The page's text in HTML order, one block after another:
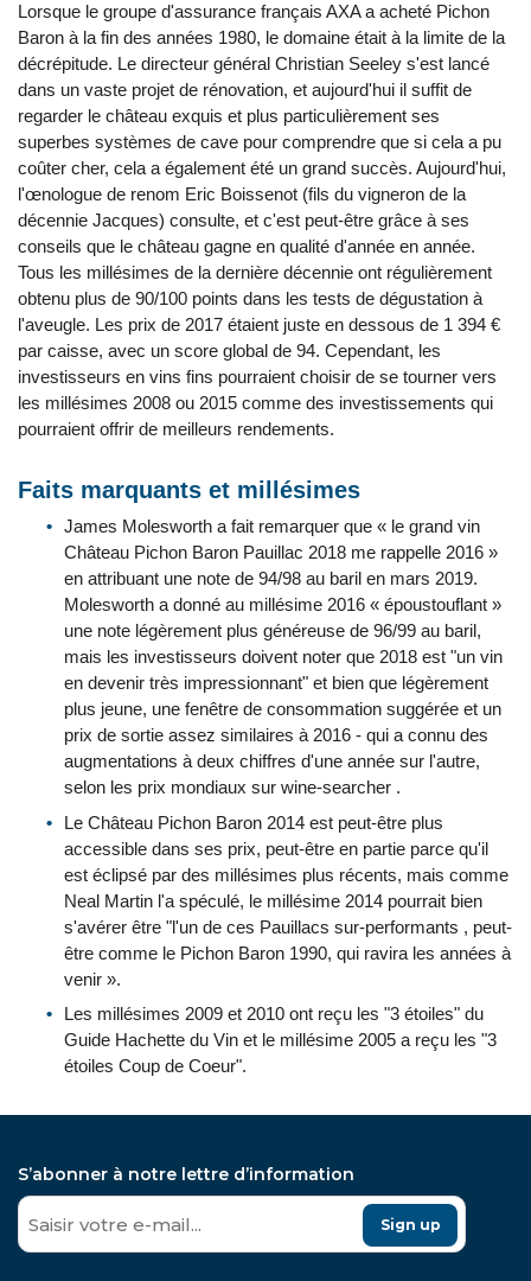
Lorsque le groupe d'assurance français AXA a acheté Pichon
Baron à la fin des années 1980, le domaine était à la limite de la
décrépitude. Le directeur général Christian Seeley s'est lancé
dans un vaste projet de rénovation, et aujourd'hui il suffit de
regarder le château exquis et plus particulièrement ses
superbes systèmes de cave pour comprendre que si cela a pu
coûter cher, cela a également été un grand succès. Aujourd'hui,
l'œnologue de renom Eric Boissenot (fils du vigneron de la
décennie Jacques) consulte, et c'est peut-être grâce à ses
conseils que le château gagne en qualité d'année en année.
Tous les millésimes de la dernière décennie ont régulièrement
obtenu plus de 90/100 points dans les tests de dégustation à
l'aveugle. Les prix de 2017 étaient juste en dessous de 1 394 €
par caisse, avec un score global de 94. Cependant, les
investisseurs en vins fins pourraient choisir de se tourner vers
les millésimes 2008 ou 2015 comme des investissements qui
pourraient offrir de meilleurs rendements.
Faits marquants et millésimes
James Molesworth a fait remarquer que « le grand vin
Château Pichon Baron Pauillac 2018 me rappelle 2016 »
en attribuant une note de 94/98 au baril en mars 2019.
Molesworth a donné au millésime 2016 « époustouflant »
une note légèrement plus généreuse de 96/99 au baril,
mais les investisseurs doivent noter que 2018 est "un vin
en devenir très impressionnant" et bien que légèrement
plus jeune, une fenêtre de consommation suggérée et un
prix de sortie assez similaires à 2016 - qui a connu des
augmentations à deux chiffres d'une année sur l'autre,
selon les prix mondiaux sur wine-searcher .
Le Château Pichon Baron 2014 est peut-être plus
accessible dans ses prix, peut-être en partie parce qu'il
est éclipsé par des millésimes plus récents, mais comme
Neal Martin l'a spéculé, le millésime 2014 pourrait bien
s'avérer être "l'un de ces Pauillacs sur-performants , peut-
être comme le Pichon Baron 1990, qui ravira les années à
venir ».
Les millésimes 2009 et 2010 ont reçu les "3 étoiles" du
Guide Hachette du Vin et le millésime 2005 a reçu les "3
étoiles Coup de Coeur".
S’abonner à notre lettre d’information
Sign up